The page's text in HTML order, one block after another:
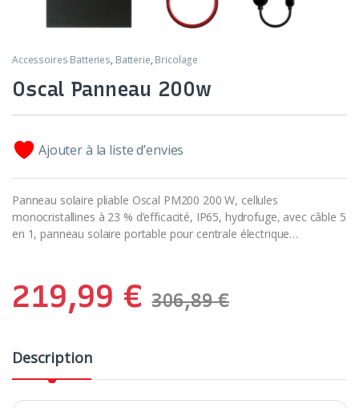
Accessoires Batteries, Batterie, Bricolage
Oscal Panneau 200w
Ajouter à la liste d’envies
Panneau solaire pliable Oscal PM200 200 W, cellules
monocristallines à 23 % d’efficacité, IP65, hydrofuge, avec câble 5
en 1, panneau solaire portable pour centrale électrique…
219,99 € 306,89€
Description